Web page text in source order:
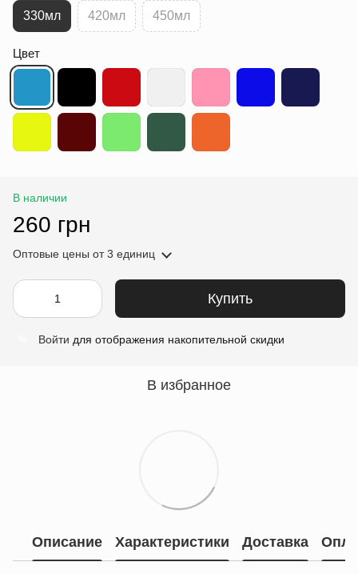
330мл 420мл 450мл
Цвет
В наличии
260 грн
Оптовые цены от 3 единиц
Купить
Войти для отображения накопительной скидки
В избранное
Описание Характеристики Доставка